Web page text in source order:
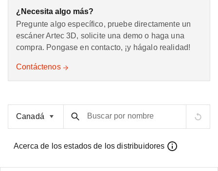
¿Necesita algo más?
Pregunte algo específico, pruebe directamente un
escáner Artec 3D, solicite una demo o haga una
compra. Pongase en contacto, ¡y hágalo realidad!
Contáctenos
Buscar por nombre
Acerca de los estados de los distribuidores